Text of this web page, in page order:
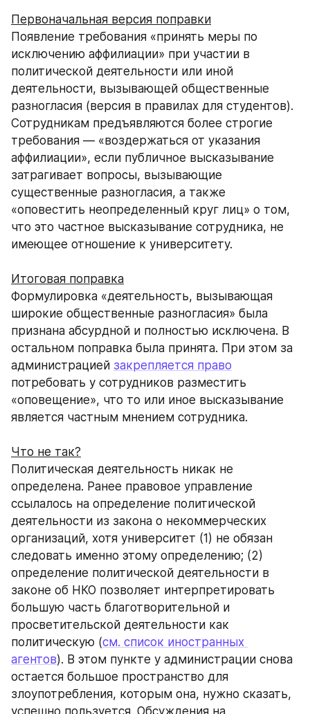
Первоначальная версия поправки
Появление требования «принять меры по
исключению аффилиации» при участии в
политической деятельности или иной
деятельности, вызывающей общественные
разногласия (версия в правилах для студентов).
Сотрудникам предъявляются более строгие
требования — «воздержаться от указания
аффилиации», если публичное высказывание
затрагивает вопросы, вызывающие
существенные разногласия, а также
«оповестить неопределенный круг лиц» о том,
что это частное высказывание сотрудника, не
имеющее отношение к университету.
Итоговая поправка
Формулировка «деятельность, вызывающая
широкие общественные разногласия» была
признана абсурдной и полностью исключена. В
остальном поправка была принята. При этом за
администрацией закрепляется право
потребовать у сотрудников разместить
«оповещение», что то или иное высказывание
является частным мнением сотрудника.
Что не так?
Политическая деятельность никак не
определена. Ранее правовое управление
ссылалось на определение политической
деятельности из закона о некоммерческих
организаций, хотя университет (1) не обязан
следовать именно этому определению; (2)
определение политической деятельности в
законе об НКО позволяет интерпретировать
большую часть благотворительной и
просветительской деятельности как
политическую (см. список иностранных
агентов). В этом пункте у администрации снова
остается большое пространство для
злоупотребления, которым она, нужно сказать,
успешно пользуется. Обсуждения на